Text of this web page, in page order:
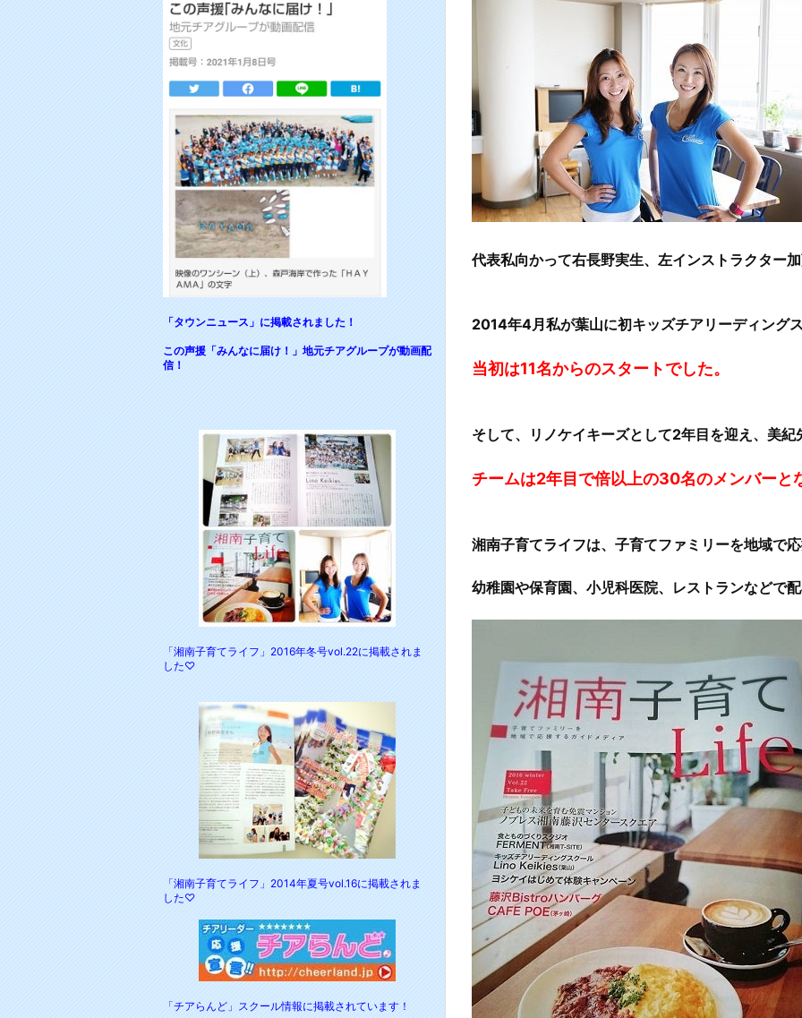
代表私向かって右長野実生、左インストラクター
2014年4月私が葉山に初キッズチアリーディング
当初は11名からのスタートでした。
そして、リノケイキーズとして2年目を迎え、美
チームは2年目で倍以上の30名のメンバーと
湘南子育てライフは、子育てファミリーを地域で
幼稚園や保育園、小児科医院、レストランなどで
「タウンニュース」に掲載されました！
この声援「みんなに届け！」地元チアグループが動画配
信！
「湘南子育てライフ」2016年冬号vol.22に掲載されま
した♡
「湘南子育てライフ」2014年夏号vol.16に掲載されま
した♡
「チアらんど」スクール情報に掲載されています！